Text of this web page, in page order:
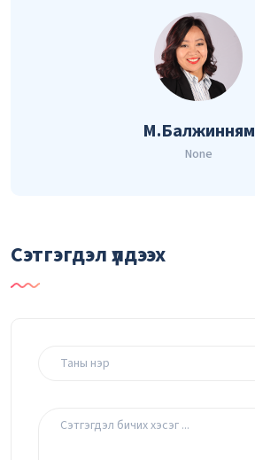
М.Балжинням
None
Сэтгэгдэл үлдээх